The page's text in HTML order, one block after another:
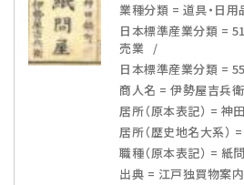
業種分類 = 道具・日用
日本標準産業分類 =
売業
日本標準産業分類 =
商人名 = 伊勢屋吉兵衛
居所（原本表記） = 神
居所（歴史地名大系）
職種（原本表記） = 紙
出典 = 江戸独買物案内